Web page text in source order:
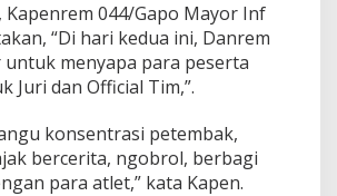
Kapenrem 044/Gapo Mayor Inf
“Di hari kedua ini, Danrem
untuk menyapa para peserta
Juri dan Official Tim,”.
konsentrasi petembak,
bercerita, ngobrol, berbagi
para atlet,” kata Kapen.